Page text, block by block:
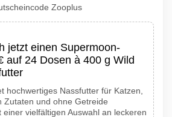
Zooplus
jetzt einen Supermoon-
auf 24 Dosen à 400 g Wild
hochwertiges Nassfutter für Katzen,
Zutaten und ohne Getreide
einer vielfältigen Auswahl an leckeren